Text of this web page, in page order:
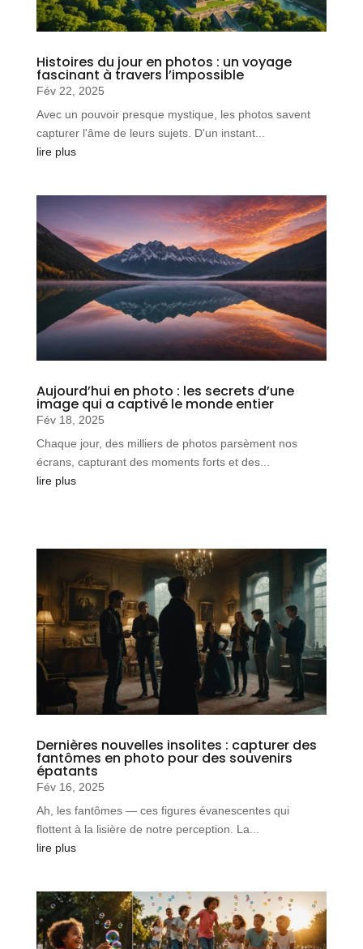
Histoires du jour en photos : un voyage
fascinant à travers l’impossible
Fév 22, 2025
Avec un pouvoir presque mystique, les photos savent
capturer l'âme de leurs sujets. D'un instant...
lire plus
Aujourd’hui en photo : les secrets d’une
image qui a captivé le monde entier
Fév 18, 2025
Chaque jour, des milliers de photos parsèment nos
écrans, capturant des moments forts et des...
lire plus
Dernières nouvelles insolites : capturer des
fantômes en photo pour des souvenirs
épatants
Fév 16, 2025
Ah, les fantômes — ces figures évanescentes qui
flottent à la lisière de notre perception. La...
lire plus